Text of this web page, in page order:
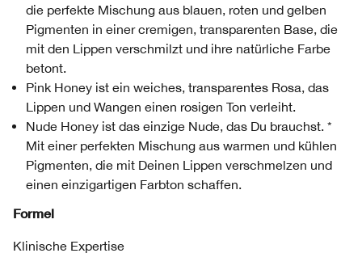
die perfekte Mischung aus blauen, roten und gelben
Pigmenten in einer cremigen, transparenten Base, die
mit den Lippen verschmilzt und ihre natürliche Farbe
betont.
Pink Honey ist ein weiches, transparentes Rosa, das
Lippen und Wangen einen rosigen Ton verleiht.
Nude Honey ist das einzige Nude, das Du brauchst. *
Mit einer perfekten Mischung aus warmen und kühlen
Pigmenten, die mit Deinen Lippen verschmelzen und
einen einzigartigen Farbton schaffen.
Formel
Klinische Expertise